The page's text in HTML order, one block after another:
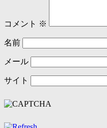
コメント ※
名前
メール
サイト